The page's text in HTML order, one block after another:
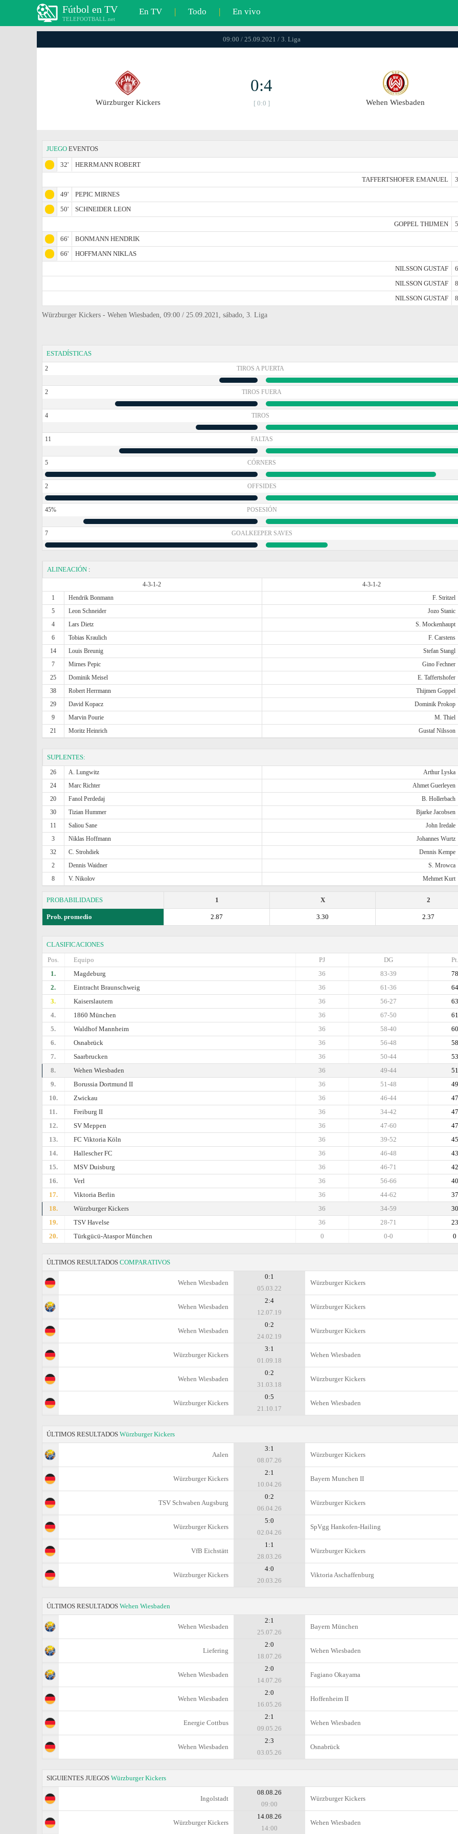
Fútbol en TV
TELEFOOTBALL.net
En TV | Todo | En vivo
09:00 / 25.09.2021 / 3. Liga
Würzburger Kickers
0:4
[ 0:0 ] Wehen Wiesbaden
JUEGO EVENTOS
32'
HERRMANN ROBERT
TAFFERTSHOFER EMANUEL
49'
PEPIC MIRNES
50'
SCHNEIDER LEON
GOPPEL THIJMEN
66'
BONMANN HENDRIK
66'
HOFFMANN NIKLAS
NILSSON GUSTAF
NILSSON GUSTAF
NILSSON GUSTAF
Würzburger Kickers - Wehen Wiesbaden, 09:00 / 25.09.2021, sábado, 3. Liga
ESTADÍSTICAS
2 TIROS A PUERTA
2 TIROS FUERA
4 TIROS
11 FALTAS
5 CÓRNERS
2 OFFSIDES
45% POSESIÓN
7 GOALKEEPER SAVES
ALINEACIÓN :
4-3-1-2
4-3-1-2
1
Hendrik Bonmann F. Stritzel
5
Leon Schneider Jozo Stanic
4
Lars Dietz S. Mockenhaupt
6
Tobias Kraulich F. Carstens
14
Louis Breunig Stefan Stangl
7
Mirnes Pepic Gino Fechner
25
Dominik Meisel E. Taffertshofer
38
Robert Herrmann Thijmen Goppel
29
David Kopacz Dominik Prokop
9
Marvin Pourie M. Thiel
21
Moritz Heinrich Gustaf Nilsson
SUPLENTES:
26 A. Lungwitz Arthur Lyska
24
Marc Richter Ahmet Guerleyen
20
Fanol Perdedaj B. Hollerbach
30
Tizian Hummer Bjarke Jacobsen
11
Saliou Sane John Iredale
3
Niklas Hoffmann Johannes Wurtz
32
C. Strohdiek Dennis Kempe
2
Dennis Waidner S. Mrowca
8
V. Nikolov Mehmet Kurt
PROBABILIDADES 2
X
1
Prob. promedio 2.37
3.30
2.87
CLASIFICACIONES
Pos.
Equipo Pt.
DG
PJ
1.
Magdeburg 78
83-39
36
2.
Eintracht Braunschweig 64
61-36
36
3.
Kaiserslautern 63
56-27
36
4.
1860 München 61
67-50
36
5.
Waldhof Mannheim 60
58-40
36
6.
Osnabrück 58
56-48
36
7.
Saarbrucken 53
50-44
36
8.
Wehen Wiesbaden 51
49-44
36
9.
Borussia Dortmund II 49
51-48
36
10.
Zwickau 47
46-44
36
11.
Freiburg II 47
34-42
36
12.
SV Meppen 47
47-60
36
13.
FC Viktoria Köln 45
39-52
36
14.
Hallescher FC 43
46-48
36
15.
MSV Duisburg 42
46-71
36
16.
Verl 40
56-66
36
17.
Viktoria Berlin 37
44-62
36
18.
Würzburger Kickers 30
34-59
36
19.
TSV Havelse 23
28-71
36
20.
Türkgücü-Ataspor München 0
0-0
0
ÚLTIMOS RESULTADOS COMPARATIVOS
Wehen Wiesbaden
0:1
05.03.22
Würzburger Kickers
Wehen Wiesbaden
2:4
12.07.19
Würzburger Kickers
Wehen Wiesbaden
0:2
24.02.19
Würzburger Kickers
Würzburger Kickers
3:1
01.09.18
Wehen Wiesbaden
Wehen Wiesbaden
0:2
31.03.18
Würzburger Kickers
Würzburger Kickers
0:5
21.10.17
Wehen Wiesbaden
ÚLTIMOS RESULTADOS Würzburger Kickers
Aalen
3:1
08.07.26
Würzburger Kickers
Würzburger Kickers
2:1
10.04.26
Bayern Munchen II
TSV Schwaben Augsburg
0:2
06.04.26
Würzburger Kickers
Würzburger Kickers
5:0
02.04.26
SpVgg Hankofen-Hailing
VfB Eichstätt
1:1
28.03.26
Würzburger Kickers
Würzburger Kickers
4:0
20.03.26
Viktoria Aschaffenburg
ÚLTIMOS RESULTADOS Wehen Wiesbaden
Wehen Wiesbaden
2:1
25.07.26
Bayern München
Liefering
2:0
18.07.26
Wehen Wiesbaden
Wehen Wiesbaden
2:0
14.07.26
Fagiano Okayama
Wehen Wiesbaden
2:0
16.05.26
Hoffenheim II
Energie Cottbus
2:1
09.05.26
Wehen Wiesbaden
Wehen Wiesbaden
2:3
03.05.26
Osnabrück
SIGUIENTES JUEGOS Würzburger Kickers
Ingolstadt
08.08.26
09:00
Würzburger Kickers
Würzburger Kickers
14.08.26
14:00
Wehen Wiesbaden